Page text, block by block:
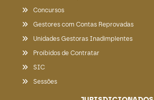
Concursos
Gestores com Contas Reprovadas
Unidades Gestoras Inadimplentes
Proibidos de Contratar
SIC
Sessões